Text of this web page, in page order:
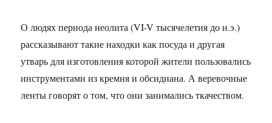
О людях периода неолита (VI-V тысячелетия до н.э.)
рассказывают такие находки как посуда и другая
утварь для изготовления которой жители пользовались
инструментами из кремня и обсидиана. А веревочные
ленты говорят о том, что они занимались ткачеством.